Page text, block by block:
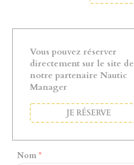
Vous pouvez réserver
directement sur le site de
notre partenaire Nautic
Manager
JE RÉSERVE
Nom